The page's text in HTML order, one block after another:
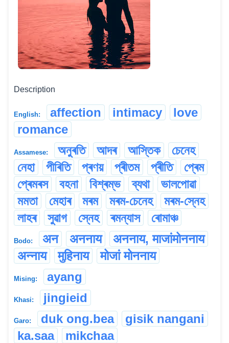
Description
English: affection intimacy
love
romance
Assamese: অনুৰতি আদৰ আস্তিক
চেনেহ
নেহা
পীৰিতি প্ৰণয় প্ৰীতম প্ৰীতি
প্ৰেম
প্ৰেমৰস
বহনা বিশ্ৰম্ভ ব্যথা
ভালপোৱা
মমতা
মেহাৰ মৰম মৰম-চেনেহ
মৰম-স্নেহ
লাহৰ
সুৱাগ স্নেহ ৰমন্যাস ৰোমাঞ্চ
Bodo: अन अननाय
अननाय, माजांमोननाय
अन्नाय
मुहिनाय मोजां मोननाय
Mising: ayang
Khasi: jingieid
Garo: duk ong.bea
gisik nangani
ka.saa
mikchaa